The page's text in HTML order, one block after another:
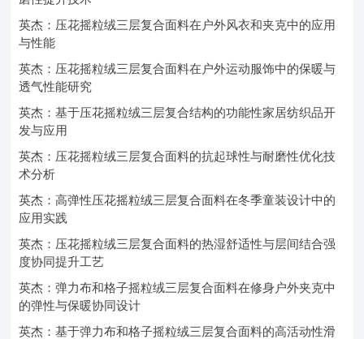
英杰：压花摇粒绒三层复合面料在户外风衣和夹克中的应用
与性能
英杰：压花摇粒绒三层复合面料在户外运动服饰中的保暖与
透气性能研究
英杰：基于压花摇粒绒三层复合结构的功能性家居纺织品开
发与应用
英杰：压花摇粒绒三层复合面料的抗起球性与耐磨性优化技
术分析
英杰：高弹性压花摇粒绒三层复合面料在冬季童装设计中的
应用实践
英杰：压花摇粒绒三层复合面料的热湿舒适性与层间结合强
度协同提升工艺
英杰：弹力布和格子摇粒绒三层复合面料在修身户外夹克中
的弹性与保暖协同设计
英杰：基于弹力布和格子摇粒绒三层复合面料的高活动性滑